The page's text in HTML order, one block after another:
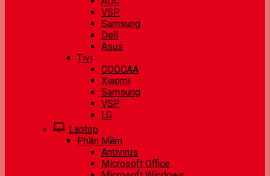
VSP
Samsung
Dell
Asus
Tivi
COOCAA
Xiaomi
Samsung
VSP
LG
Laptop
Phần Mềm
Antivirus
Microsoft Office